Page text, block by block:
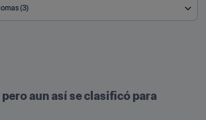
(3)
aun así se clasificó para